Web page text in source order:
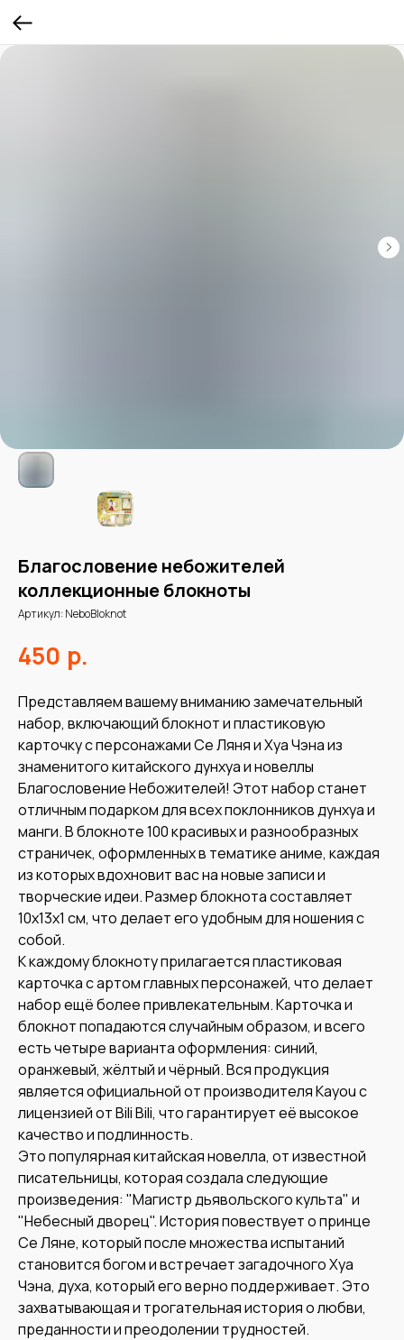
Благословение небожителей
коллекционные блокноты
Артикул:NeboBloknot
450 р.
Представляем вашему вниманию замечательный
набор, включающий блокнот и пластиковую
карточку с персонажами Се Ляня и Хуа Чэна из
знаменитого китайского дунхуа и новеллы
Благословение Небожителей! Этот набор станет
отличным подарком для всех поклонников дунхуа и
манги. В блокноте 100 красивых и разнообразных
страничек, оформленных в тематике аниме, каждая
из которых вдохновит вас на новые записи и
творческие идеи. Размер блокнота составляет
10х13х1 см, что делает его удобным для ношения с
собой.
К каждому блокноту прилагается пластиковая
карточка с артом главных персонажей, что делает
набор ещё более привлекательным. Карточка и
блокнот попадаются случайным образом, и всего
есть четыре варианта оформления: синий,
оранжевый, жёлтый и чёрный. Вся продукция
является официальной от производителя Kayou с
лицензией от Bili Bili, что гарантирует её высокое
качество и подлинность.
Это популярная китайская новелла, от известной
писательницы, которая создала следующие
произведения: "Магистр дьявольского культа" и
"Небесный дворец". История повествует о принце
Се Ляне, который после множества испытаний
становится богом и встречает загадочного Хуа
Чэна, духа, который его верно поддерживает. Это
захватывающая и трогательная история о любви,
преданности и преодолении трудностей.